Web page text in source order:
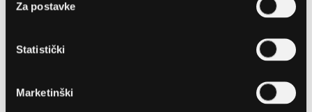
Za postavke
Statistički
Marketinški